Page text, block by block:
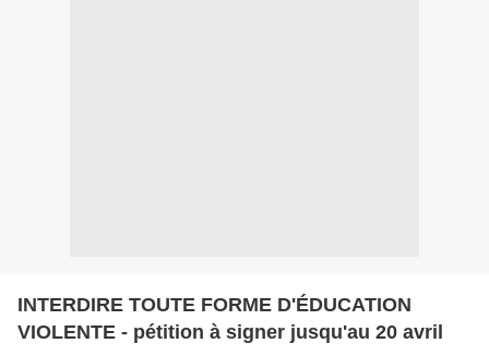
INTERDIRE TOUTE FORME D'ÉDUCATION
VIOLENTE - pétition à signer jusqu'au 20 avril